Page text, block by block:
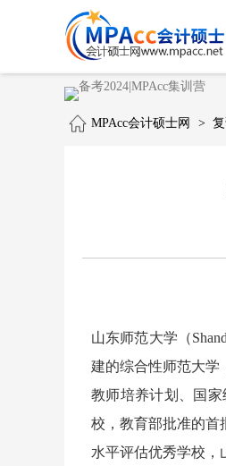
MPAcc会计硕士网 >
山东师范大学（
建的综合性师范大学
教师培养计划、国
校，教育部批准的首
水平评估优秀学校，